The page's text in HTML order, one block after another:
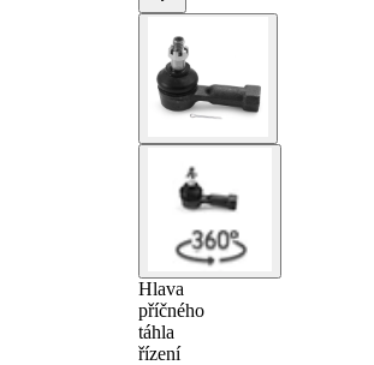
Hlava
příčného
táhla
řízení